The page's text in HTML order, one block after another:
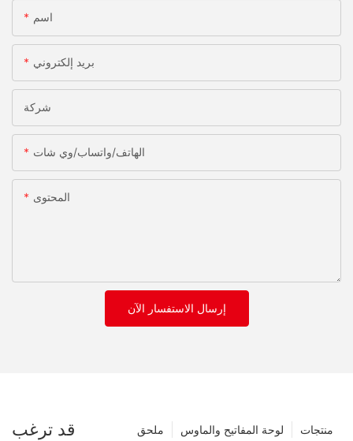
اسم
بريد إلكتروني
شركة
الهاتف/واتساب/وي شات
المحتوى
إرسال الاستفسار الآن
قد ترغب منتجات لوحة المفاتيح والماوس ملحق